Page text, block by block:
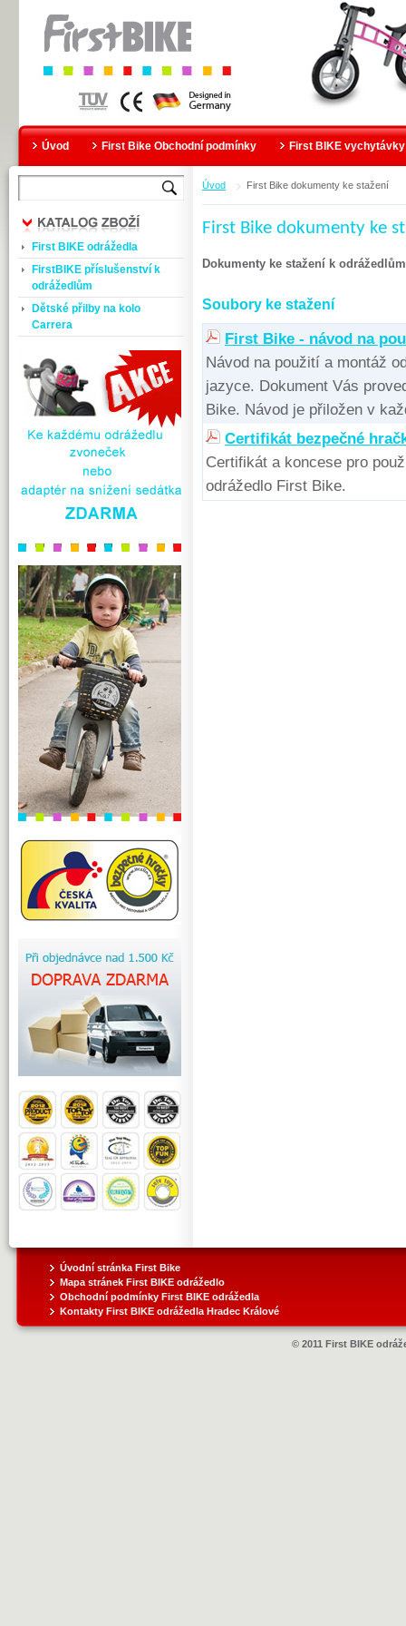
Úvod First Bike Obchodní podmínky First BIKE vychytávky
First BIKE odrážedla
FirstBIKE příslušenství k
odrážedlům
Dětské přilby na kolo
Carrera
Úvod First Bike dokumenty ke stažení
First Bike dokumenty ke
Dokumenty ke stažení k
Soubory ke stažení
First Bike - návod na
Návod na použití a montáž
jazyce. Dokument Vás
Bike. Návod je přiložen v
Certifikát bezpečné
Certifikát a koncese pro
odrážedlo First Bike.
Úvodní stránka First Bike
Mapa stránek First BIKE odrážedlo
Obchodní podmínky First BIKE odrážedla
Kontakty First BIKE odrážedla Hradec Králové
© 2011 First BIKE